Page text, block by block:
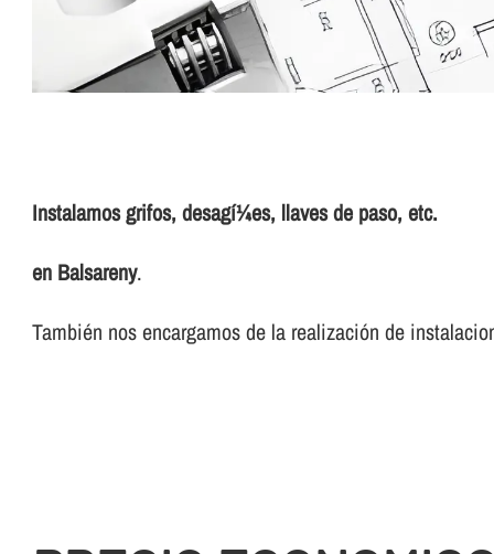
Instalamos grifos, desagí¼es, llaves de paso, etc.
en Balsareny.
También nos encargamos de la realización de